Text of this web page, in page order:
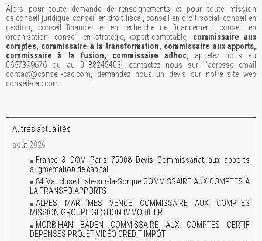
Alors pour toute demande de renseignements et pour toute mission
de conseil juridique, conseil en droit fiscal, conseil en droit social, conseil en
gestion, conseil financier et en recherche de financement, conseil en
organisation, conseil en stratégie, expert-comptable, commissaire aux
comptes, commissaire à la transformation, commissaire aux apports,
commissaire à la fusion, commissaire adhoc , appelez nous au
0667399676 ou au 0188245403, contactez nous sur l'adresse email
contact@conseil-cac.com, demandez nous un devis sur notre site web
conseil-cac.com.
Autres actualités
août 2026
France & DOM Paris 75008 Devis Commissariat aux apports
augmentation de capital
84 Vaucluse L'Isle-sur-la-Sorgue COMMISSAIRE AUX COMPTES À
LA TRANSFO APPORTS
ALPES MARITIMES VENCE COMMISSAIRE AUX COMPTES
MISSION GROUPE GESTION IMMOBILIER
MORBIHAN BADEN COMMISSAIRE AUX COMPTES CERTIF
DÉPENSES PROJET VIDÉO CRÉDIT IMPÔT